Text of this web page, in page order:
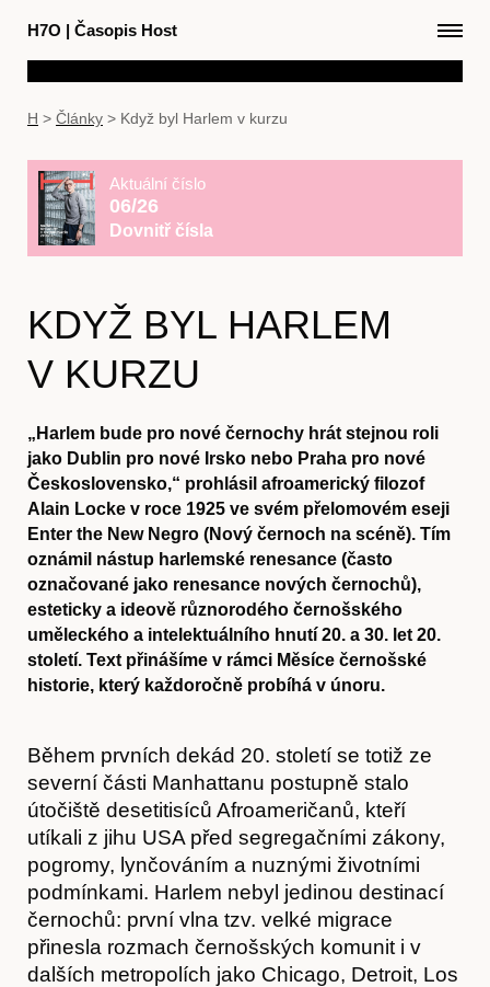
H7O | Časopis Host
H > Články > Když byl Harlem v kurzu
Aktuální číslo
06/26
Dovnitř čísla
KDYŽ BYL HARLEM
V KURZU
„Harlem bude pro nové černochy hrát stejnou roli
jako Dublin pro nové Irsko nebo Praha pro nové
Československo,“ prohlásil afroamerický filozof
Alain Locke v roce 1925 ve svém přelomovém eseji
Enter the New Negro (Nový černoch na scéně). Tím
oznámil nástup harlemské renesance (často
označované jako renesance nových černochů),
esteticky a ideově různorodého černošského
uměleckého a intelektuálního hnutí 20. a 30. let 20.
století. Text přinášíme v rámci Měsíce černošské
historie, který každoročně probíhá v únoru.
Během prvních dekád 20. století se totiž ze
severní části Manhattanu postupně stalo
útočiště desetitisíců Afroameričanů, kteří
utíkali z jihu USA před segregačními zákony,
pogromy, lynčováním a nuznými životními
podmínkami. Harlem nebyl jedinou destinací
černochů: první vlna tzv. velké migrace
přinesla rozmach černošských komunit i v
dalších metropolích jako Chicago, Detroit, Los